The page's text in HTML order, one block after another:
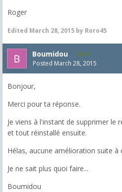
Roger
Edited March 28, 2015 by Roro45
Boumidou 20
Posted March 28, 2015
Bonjour,
Merci pour ta réponse.
Je viens à l'instant de supprimer le
et tout réinstallé ensuite.
Hélas, aucune amélioration suite à
Je ne sait plus quoi faire...
Boumidou